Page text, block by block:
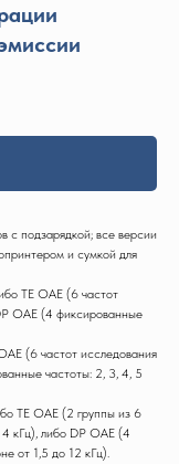
с подзарядкой; все версии
и сумкой для
ТЕ ОАЕ (6 частот
OAE (4 фиксированные
(6 частот исследования
частоты: 2, 3, 4, 5
ТЕ ОАЕ (2 группы из 6
кГц), либо DP OAE (4
от 1,5 до 12 кГц).